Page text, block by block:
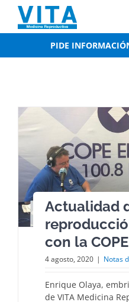
content
PIDE
Actualidad
con la
4 agosto, 2020 | Notas
Enrique Olaya,
de VITA Medicina